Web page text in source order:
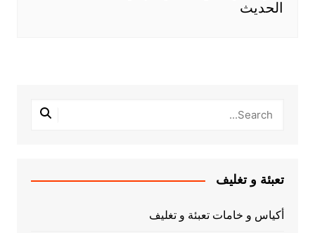
الحديث
تعبئة و تغليف
أكياس و خامات تعبئة و تغليف